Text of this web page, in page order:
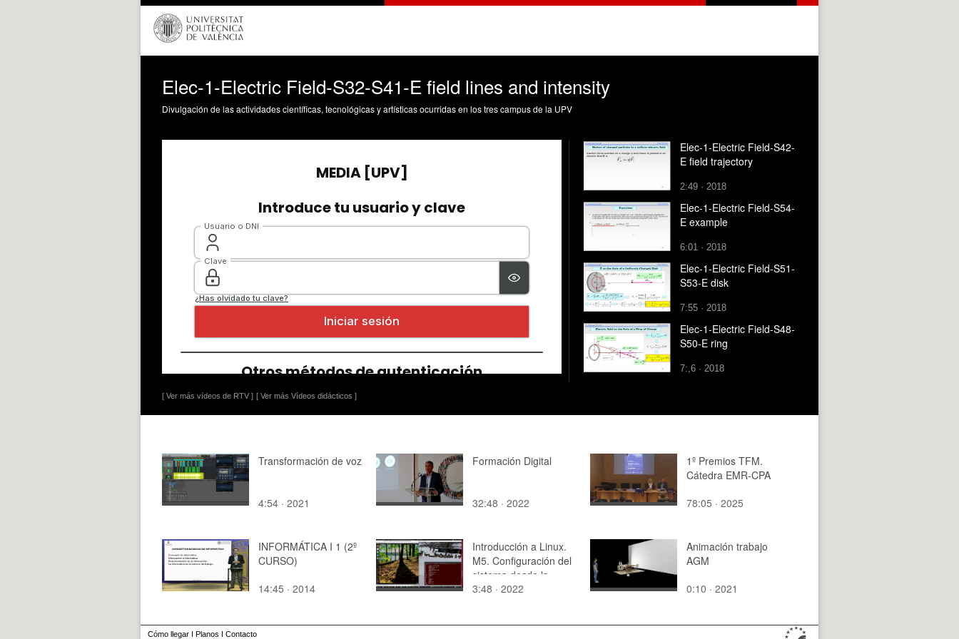
Elec-1-Electric Field-S32-S41-E field lines and intensity
Divulgación de las actividades científicas, tecnológicas y artísticas ocurridas en los tres campus de la UPV
[ Ver más vídeos de RTV ] [ Ver más Vídeos didácticos ]
Elec-1-Electric Field-S42-
E field trajectory
2:49 · 2018
Elec-1-Electric Field-S54-
E example
6:01 · 2018
Elec-1-Electric Field-S51-
S53-E disk
7:55 · 2018
Elec-1-Electric Field-S48-
S50-E ring
7:,6 · 2018
Transformación de voz
4:54 · 2021
Formación Digital
32:48 · 2022
1º Premios TFM.
Cátedra EMR-CPA
78:05 · 2025
INFORMÁTICA I 1 (2º
CURSO)
14:45 · 2014
Introducción a Linux.
M5. Configuración del
sistema desde la
interfaz gráfica -
3:48 · 2022
Animación trabajo
AGM
0:10 · 2021
Cómo llegar I Planos I Contacto